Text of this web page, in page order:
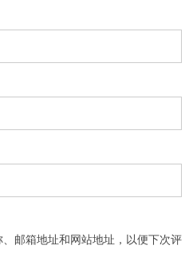
邮箱地址和网站地址，以便下次评